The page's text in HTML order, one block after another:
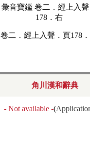
卷二．經上入聲．頁178
角川漢和辭典
- Not available -(